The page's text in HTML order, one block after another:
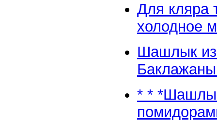
Для кляра
холодное
Шашлык из
* *